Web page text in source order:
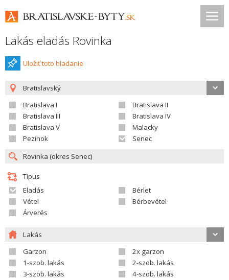
Lakás eladás Rovinka
Uložiť toto hladanie
Bratislavský
Bratislava I
Bratislava II
Bratislava III
Bratislava IV
Bratislava V
Malacky
Pezinok
Senec
Típus
Eladás
Bérlet
Vétel
Bérbevétel
Árverés
Lakás
Garzon
2x garzon
1-szob. lakás
2-szob. lakás
3-szob. lakás
4-szob. lakás